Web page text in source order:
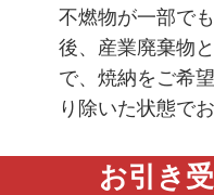
不燃物が一部で
後、産業廃棄物
で、焼納をご希
り除いた状態で
お引き